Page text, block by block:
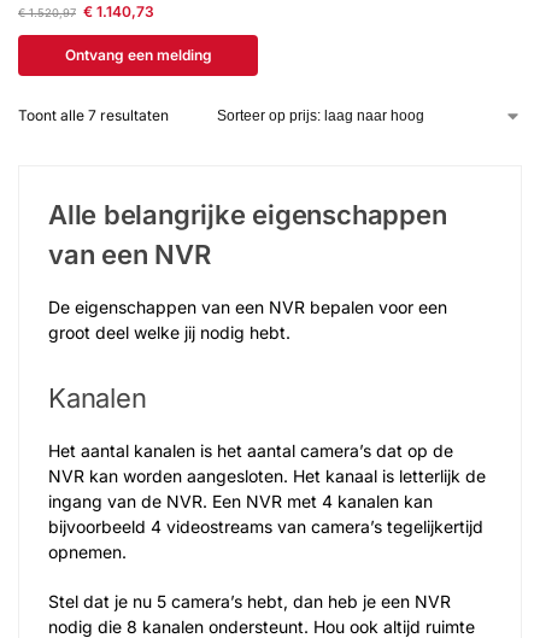
€1.520,97 €1.140,73
Ontvang een melding
Toont alle 7 resultaten
Alle belangrijke eigenschappen
van een NVR
De eigenschappen van een NVR bepalen voor een
groot deel welke jij nodig hebt.
Kanalen
Het aantal kanalen is het aantal camera’s dat op de
NVR kan worden aangesloten. Het kanaal is letterlijk de
ingang van de NVR. Een NVR met 4 kanalen kan
bijvoorbeeld 4 videostreams van camera’s tegelijkertijd
opnemen.
Stel dat je nu 5 camera’s hebt, dan heb je een NVR
nodig die 8 kanalen ondersteunt. Hou ook altijd ruimte